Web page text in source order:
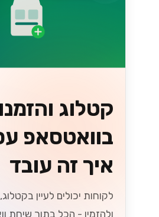
ניווט בחוקי
החדשים של
עבור מסחר
אלקטרוני
2026
האם אתה מוכן לשינויים